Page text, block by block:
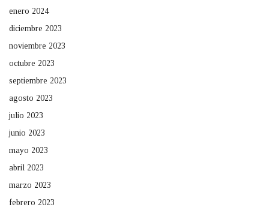
enero 2024
diciembre 2023
noviembre 2023
octubre 2023
septiembre 2023
agosto 2023
julio 2023
junio 2023
mayo 2023
abril 2023
marzo 2023
febrero 2023